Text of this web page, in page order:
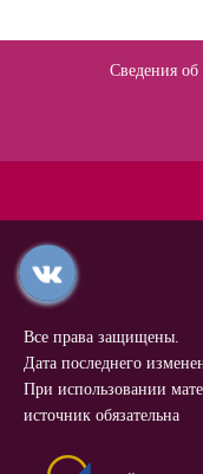
Сведения об
Все права защищены.
Дата последнего
При использовании
источник обязательна